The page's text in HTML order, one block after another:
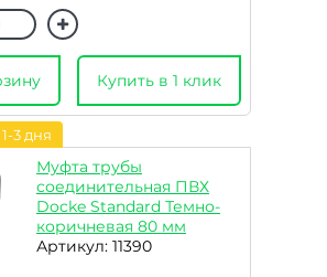
Купить в 1 клик
3 дня
Муфта трубы
соединительная ПВХ
Docke Standard Темно-
коричневая 80 мм
Артикул: 11390